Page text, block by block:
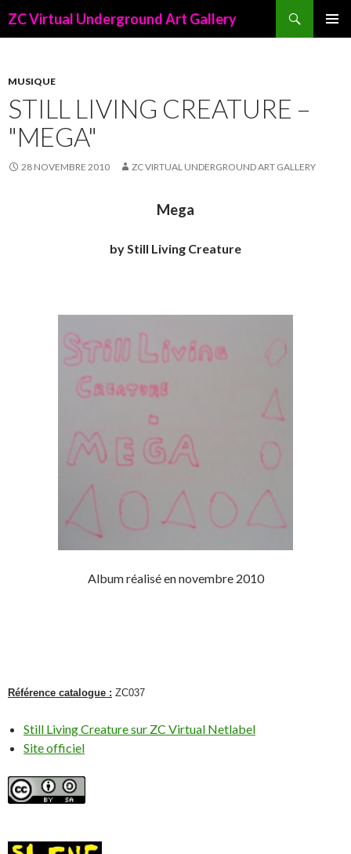
ZC Virtual Underground Art Gallery
PRINCIPAL
MUSIQUE
STILL LIVING CREATURE –
"MEGA"
28 NOVEMBRE 2010 ZC VIRTUAL UNDERGROUND ART GALLERY
Mega
by Still Living Creature
Album réalisé en novembre 2010
Référence catalogue : ZC037
Still Living Creature sur ZC Virtual Netlabel
Site officiel